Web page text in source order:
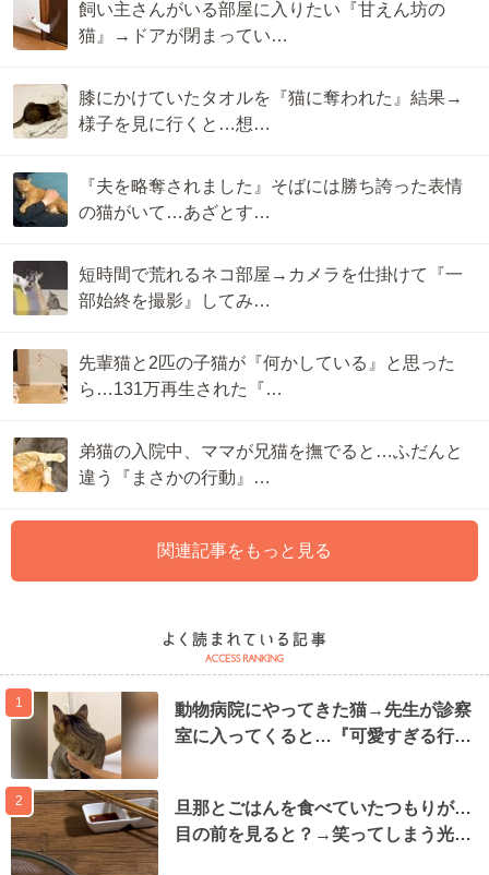
飼い主さんがいる部屋に入りたい『甘えん坊の
猫』→ドアが閉まってい…
膝にかけていたタオルを『猫に奪われた』結果→
様子を見に行くと…想…
『夫を略奪されました』そばには勝ち誇った表情
の猫がいて…あざとす…
短時間で荒れるネコ部屋→カメラを仕掛けて『一
部始終を撮影』してみ…
先輩猫と2匹の子猫が『何かしている』と思った
ら…131万再生された『…
弟猫の入院中、ママが兄猫を撫でると…ふだんと
違う『まさかの行動』…
関連記事をもっと見る
1
動物病院にやってきた猫→先生が診察
室に入ってくると…『可愛すぎる行…
2
旦那とごはんを食べていたつもりが…
目の前を見ると？→笑ってしまう光…